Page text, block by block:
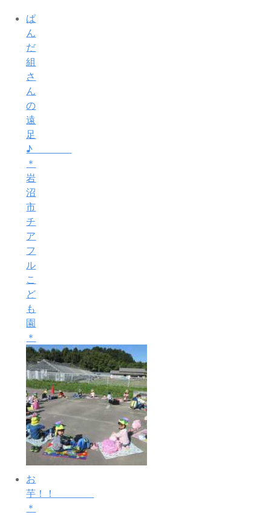
ぱ
ん
だ
組
さ
ん
の
遠
足
♪
＊
岩
沼
市
チ
ア
フ
ル
こ
ど
も
園
＊
お
芋！！
＊